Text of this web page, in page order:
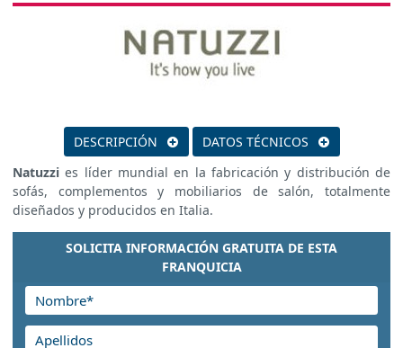
DESCRIPCIÓN
DATOS TÉCNICOS
Natuzzi es líder mundial en la fabricación y distribución de
sofás, complementos y mobiliarios de salón, totalmente
diseñados y producidos en Italia.
SOLICITA INFORMACIÓN GRATUITA DE ESTA
FRANQUICIA